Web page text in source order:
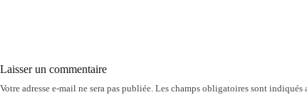
Laisser un commentaire
Votre adresse e-mail ne sera pas publiée. Les champs obligatoires sont indiqués